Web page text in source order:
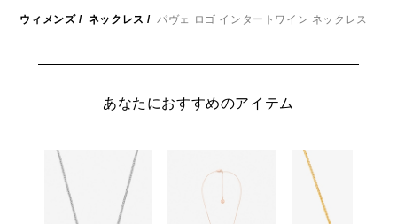
ウィメンズ/ ネックレス / パヴェ ロゴ インタートワイン ネックレス
あなたにおすすめのアイテム